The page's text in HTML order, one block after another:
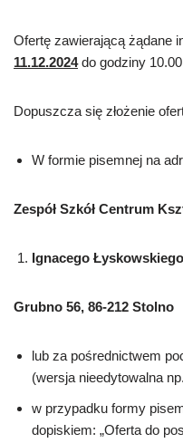
Ofertę zawierającą żądane
11.12.2024do godziny 10.00
Dopuszcza się złożenie
W formie pisemnej na
Zespół Szkół Centrum
Ignacego
Grubno 56, 86-212 Stolno
lub za pośrednictwem
(wersja nieedytowalna
w przypadku formy
dopiskiem: „Oferta do